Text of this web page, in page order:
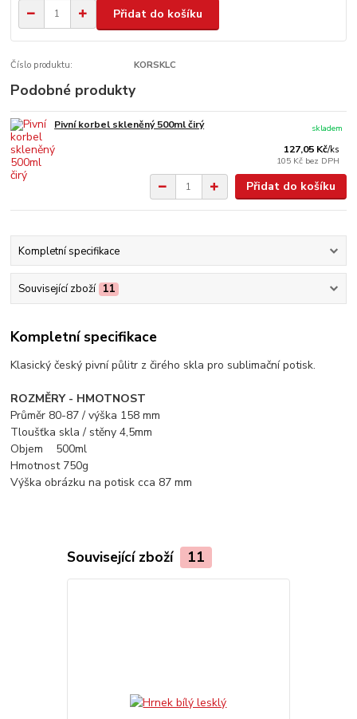
Přidat do košíku
Číslo produktu: KORSKLC
Podobné produkty
Pivní korbel skleněný 500ml čirý
127,05 Kč/ks
105 Kč bez DPH
skladem
Přidat do košíku
Kompletní specifikace
Související zboží 11
Kompletní specifikace
Klasický český pivní půlitr z čirého skla pro sublimační potisk.
ROZMĚRY - HMOTNOST
Průměr 80-87 / výška 158 mm
Tloušťka skla / stěny 4,5mm
Objem 500ml
Hmotnost 750g
Výška obrázku na potisk cca 87 mm
Související zboží 11